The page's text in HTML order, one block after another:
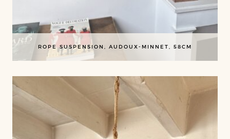
ROPE SUSPENSION, AUDOUX-MINNET, 58CM